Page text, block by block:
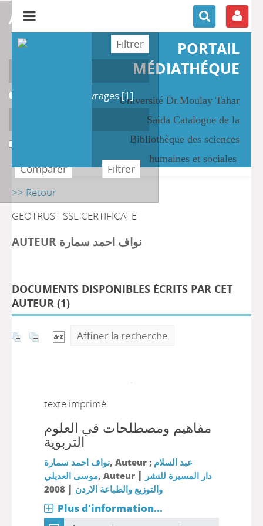
PORTAIL
MÉDIATHÉQUE
Université Dr.Moulay Tahar
Saida Catalogue de la
Bibliothèque des sciences
humaines et sociales
>> Retour
GEOTRUST SSL CERTIFICATE
AUTEUR نواف احمد سمارة
DOCUMENTS DISPONIBLES ÉCRITS PAR CET
AUTEUR (1)
Affiner la recherche
texte imprimé
مفاهيم ومصطلحات في العلوم
التربوية
نواف احمد سمارة, Auteur ; عبد السلام
موسى العديلي, Auteur | دار المسيرة للنشر
والتوزيع والطباعة الاردن |
2008
Plus d'information...
affiner ou comparer
Magasin des Ouvrages
Magasin des Ouvrages[1]
Education